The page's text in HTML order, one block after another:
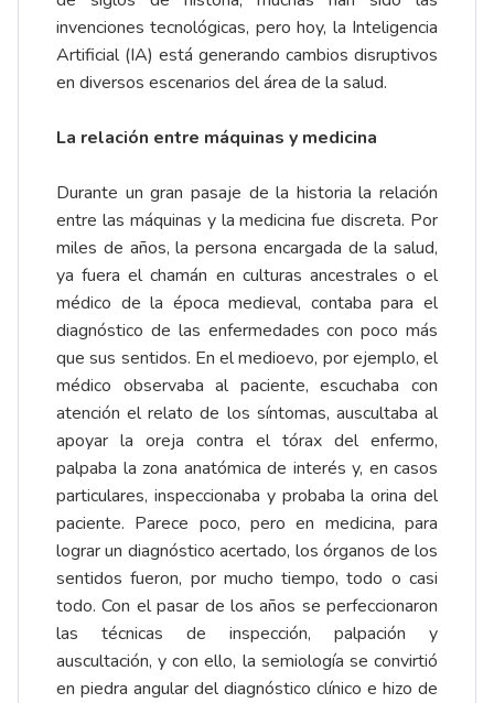
invenciones tecnológicas, pero hoy, la Inteligencia
Artificial (IA) está generando cambios disruptivos
en diversos escenarios del área de la salud.
La relación entre máquinas y medicina
Durante un gran pasaje de la historia la relación
entre las máquinas y la medicina fue discreta. Por
miles de años, la persona encargada de la salud,
ya fuera el chamán en culturas ancestrales o el
médico de la época medieval, contaba para el
diagnóstico de las enfermedades con poco más
que sus sentidos. En el medioevo, por ejemplo, el
médico observaba al paciente, escuchaba con
atención el relato de los síntomas, auscultaba al
apoyar la oreja contra el tórax del enfermo,
palpaba la zona anatómica de interés y, en casos
particulares, inspeccionaba y probaba la orina del
paciente. Parece poco, pero en medicina, para
lograr un diagnóstico acertado, los órganos de los
sentidos fueron, por mucho tiempo, todo o casi
todo. Con el pasar de los años se perfeccionaron
las técnicas de inspección, palpación y
auscultación, y con ello, la semiología se convirtió
en piedra angular del diagnóstico clínico e hizo de